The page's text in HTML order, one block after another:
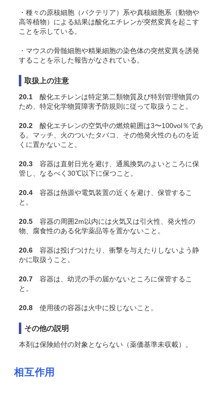
・種々の原核細胞（バクテリア）系や真核細胞系（動物や
高等植物）による結果は酸化エチレンが突然変異を起こす
ことを示している 。
・マウスの骨髄細胞や精巣細胞の染色体の突然変異を誘発
することを示した報告がなされている 。
取扱上の注意
20.1 酸化エチレンは特定第二類物質及び特別管理物質の
ため、特定化学物質障害予防規則に従って取扱うこと 。
20.2 酸化エチレンの空気中の燃焼範囲は3〜100vol％であ
る。マッチ、火のついたタバコ、その他発火性のものを近
くに置かないこと。
20.3 容器は直射日光を避け、通風換気のよいところに保
管し、なるべく30℃以下に保つこと。
20.4 容器は熱源や電気装置の近くを避け、保管するこ
と。
20.5 容器の周囲2m以内には火気又は引火性、発火性の
物、腐食性のある化学薬品等を置かないこと。
20.6 容器は投げつけたり、衝撃を与えたりしないよう静
かに取扱うこと 。
20.7 容器は、幼児の手の届かないところに保管するこ
と。
20.8 使用後の容器は火中に投じないこと 。
その他の説明
本剤は保険給付の対象とならない（薬価基準未収載）。
相互作用